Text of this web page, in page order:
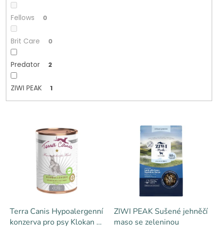
Fellows 0
Brit Care 0
Predator 2
ZIWI PEAK 1
dTerra Canis Hypoalergenní
konzerva pro psy Klokan s
ZIWI PEAK Sušené jehněčí
maso se zeleninou